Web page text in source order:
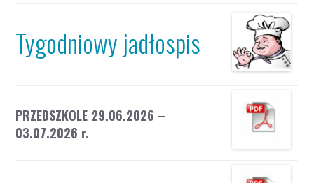
Tygodniowy jadłospis
PRZEDSZKOLE 29.06.2026 –
03.07.2026 r.